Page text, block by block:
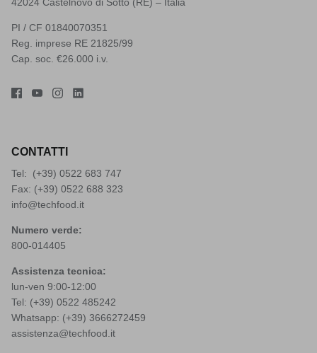
PI / CF 01840070351
Reg. imprese RE 21825/99
Cap. soc. €26.000 i.v.
CONTATTI
Tel: (+39) 0522 683 747
Fax: (+39) 0522 688 323
info@techfood.it
Numero verde:
800-014405
Assistenza tecnica:
lun-ven 9:00-12:00
Tel: (+39) 0522 485242
Whatsapp: (+39) 3666272459
assistenza@techfood.it